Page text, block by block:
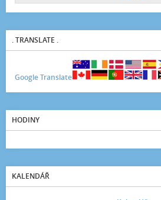
. TRANSLATE .
Google Translate
HODINY
KALENDÁŘ